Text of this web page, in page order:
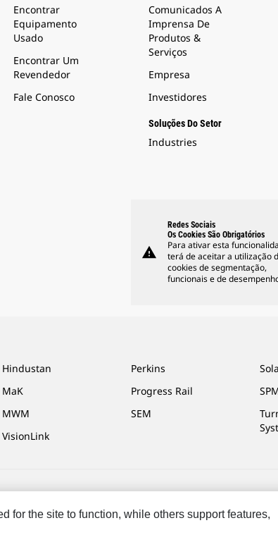
Encontrar
Equipamento
Usado
Encontrar Um
Revendedor
Fale Conosco
Comunicados A
Imprensa De
Produtos &
Serviços
Empresa
Investidores
Soluções Do Setor
Industries
warning
Redes Sociais
Os Cookies São Obrigatórios
Para ativar esta
terá de aceitar a utilização
cookies de segmentação,
funcionais e de
Hindustan
MaK
MWM
VisionLink
Perkins
Progress Rail
SEM
reservados.
for the site to function, while others support features,